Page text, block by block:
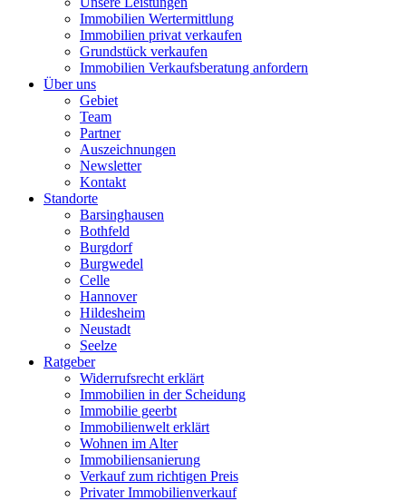
Immobilien Wertermittlung
Immobilien privat verkaufen
Grundstück verkaufen
Immobilien Verkaufsberatung anfordern
Über uns
Gebiet
Team
Partner
Auszeichnungen
Newsletter
Kontakt
Standorte
Barsinghausen
Bothfeld
Burgdorf
Burgwedel
Celle
Hannover
Hildesheim
Neustadt
Seelze
Ratgeber
Widerrufsrecht erklärt
Immobilien in der Scheidung
Immobilie geerbt
Immobilienwelt erklärt
Wohnen im Alter
Immobiliensanierung
Verkauf zum richtigen Preis
Privater Immobilienverkauf